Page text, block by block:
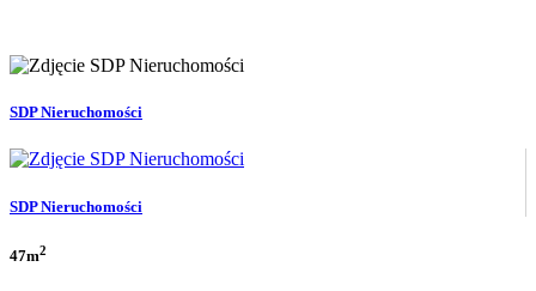
SDP Nieruchomości
SDP Nieruchomości
47m2